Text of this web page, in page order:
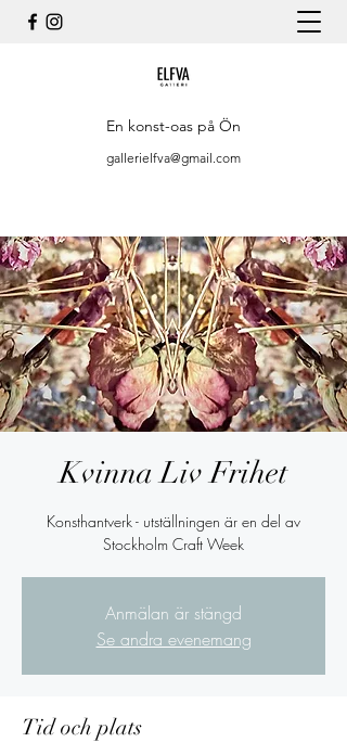
En konst-oas på Ön
gallerielfva@gmail.com
Kvinna Liv Frihet
Konsthantverk - utställningen är en del av
Stockholm Craft Week
Anmälan är stängd
Se andra evenemang
Tid och plats